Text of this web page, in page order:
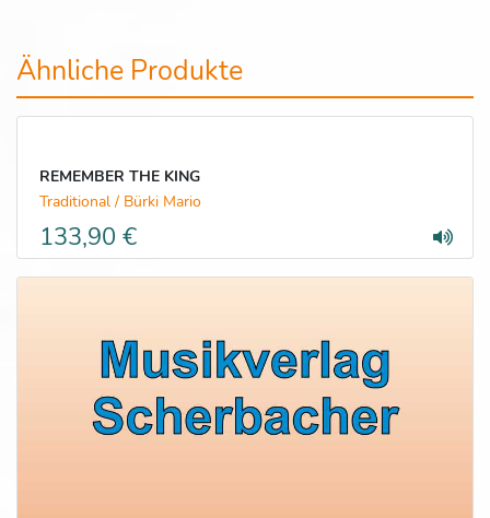
Ähnliche Produkte
REMEMBER THE KING
Traditional / Bürki Mario
133,90 €